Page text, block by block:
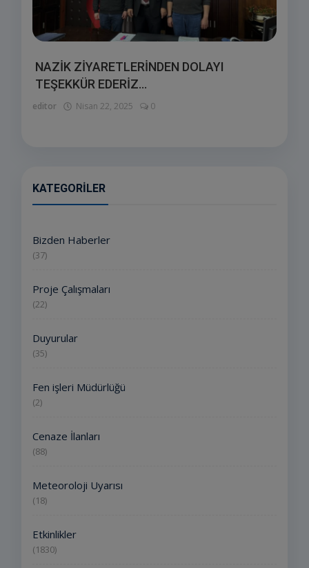
NAZİK ZİYARETLERİNDEN DOLAYI
TEŞEKKÜR EDERİZ...
editor Nisan 22, 2025 0
KATEGORILER
Bizden Haberler
(37)
Proje Çalışmaları
(22)
Duyurular
(35)
Fen işleri Müdürlüğü
(2)
Cenaze İlanları
(88)
Meteoroloji Uyarısı
(18)
Etkinlikler
(1830)